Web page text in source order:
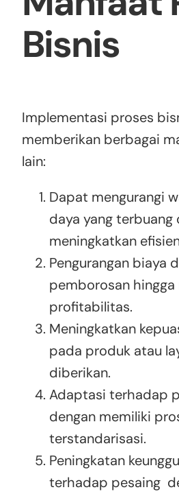
Bisnis
Implementasi proses
memberikan berbagai
lain:
Dapat mengurangi
daya yang terbuang
meningkatkan
Pengurangan biaya
pemborosan
profitabilitas.
Meningkatkan
pada produk atau
diberikan.
Adaptasi terhadap
dengan memiliki
terstandarisasi.
Peningkatan
terhadap pesaing